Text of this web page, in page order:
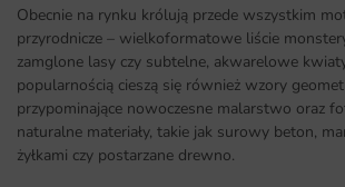
Obecnie na rynku królują przede wszystkim
przyrodnicze – wielkoformatowe liście
zamglone lasy czy subtelne, akwarelowe
popularnością cieszą się również wzory
przypominające nowoczesne malarstwo oraz
naturalne materiały, takie jak surowy beton,
żyłkami czy postarzane drewno.